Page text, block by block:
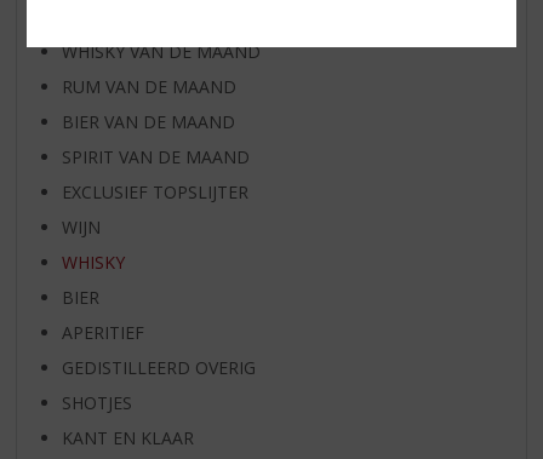
WHISKY VAN DE MAAND
RUM VAN DE MAAND
BIER VAN DE MAAND
SPIRIT VAN DE MAAND
EXCLUSIEF TOPSLIJTER
WIJN
WHISKY
BIER
APERITIEF
GEDISTILLEERD OVERIG
SHOTJES
KANT EN KLAAR